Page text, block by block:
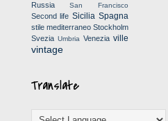
Russia San Francisco
Second life Sicilia Spagna
stile mediterraneo Stockholm
Svezia Umbria Venezia ville
vintage
Translate